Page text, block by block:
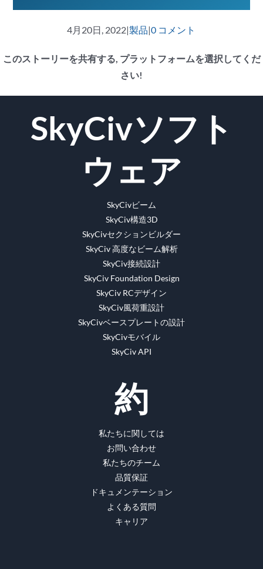
4月20日, 2022|製品|0 コメント
このストーリーを共有する, プラットフォームを選択してくだ
さい!
ェ
ブ
ッ
ク
イ
ー
ン
ー
メ
SkyCivソフト
ウェア
SkyCivビーム
SkyCiv構造3D
SkyCivセクションビルダー
SkyCiv 高度なビーム解析
SkyCiv接続設計
SkyCiv Foundation Design
SkyCiv RCデザイン
SkyCiv風荷重設計
SkyCivベースプレートの設計
SkyCivモバイル
SkyCiv API
約
私たちに関しては
お問い合わせ
私たちのチーム
品質保証
ドキュメンテーション
よくある質問
キャリア